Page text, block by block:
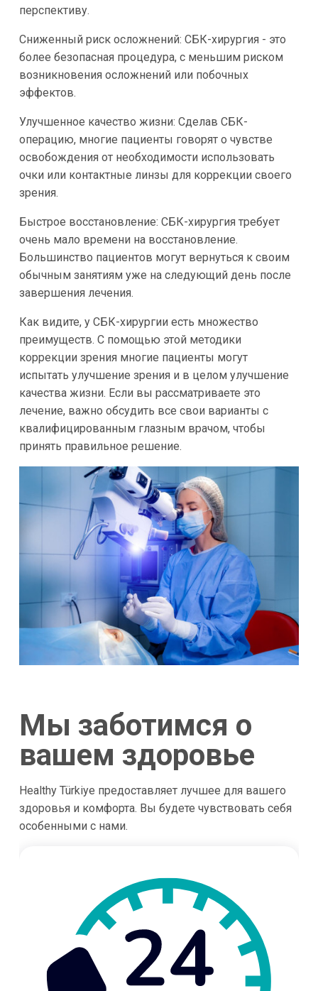
перспективу.
Сниженный риск осложнений: СБК-хирургия - это
более безопасная процедура, с меньшим риском
возникновения осложнений или побочных
эффектов.
Улучшенное качество жизни: Сделав СБК-
операцию, многие пациенты говорят о чувстве
освобождения от необходимости использовать
очки или контактные линзы для коррекции своего
зрения.
Быстрое восстановление: СБК-хирургия требует
очень мало времени на восстановление.
Большинство пациентов могут вернуться к своим
обычным занятиям уже на следующий день после
завершения лечения.
Как видите, у СБК-хирургии есть множество
преимуществ. С помощью этой методики
коррекции зрения многие пациенты могут
испытать улучшение зрения и в целом улучшение
качества жизни. Если вы рассматриваете это
лечение, важно обсудить все свои варианты с
квалифицированным глазным врачом, чтобы
принять правильное решение.
Мы заботимся о
вашем здоровье
Healthy Türkiye предоставляет лучшее для вашего
здоровья и комфорта. Вы будете чувствовать себя
особенными с нами.